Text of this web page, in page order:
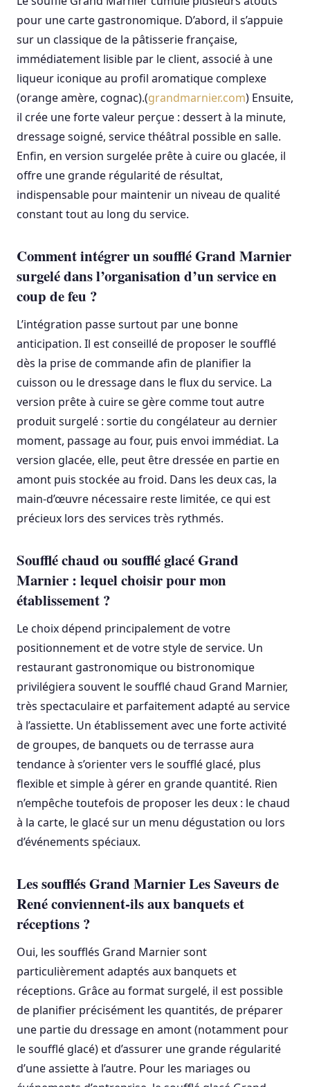
pour une carte gastronomique. D’abord, il s’appuie
sur un classique de la pâtisserie française,
immédiatement lisible par le client, associé à une
liqueur iconique au profil aromatique complexe
(orange amère, cognac).(grandmarnier.com) Ensuite,
il crée une forte valeur perçue : dessert à la minute,
dressage soigné, service théâtral possible en salle.
Enfin, en version surgelée prête à cuire ou glacée, il
offre une grande régularité de résultat,
indispensable pour maintenir un niveau de qualité
constant tout au long du service.
Comment intégrer un soufflé Grand Marnier
surgelé dans l’organisation d’un service en
coup de feu ?
L’intégration passe surtout par une bonne
anticipation. Il est conseillé de proposer le soufflé
dès la prise de commande afin de planifier la
cuisson ou le dressage dans le flux du service. La
version prête à cuire se gère comme tout autre
produit surgelé : sortie du congélateur au dernier
moment, passage au four, puis envoi immédiat. La
version glacée, elle, peut être dressée en partie en
amont puis stockée au froid. Dans les deux cas, la
main-d’œuvre nécessaire reste limitée, ce qui est
précieux lors des services très rythmés.
Soufflé chaud ou soufflé glacé Grand
Marnier : lequel choisir pour mon
établissement ?
Le choix dépend principalement de votre
positionnement et de votre style de service. Un
restaurant gastronomique ou bistronomique
privilégiera souvent le soufflé chaud Grand Marnier,
très spectaculaire et parfaitement adapté au service
à l’assiette. Un établissement avec une forte activité
de groupes, de banquets ou de terrasse aura
tendance à s’orienter vers le soufflé glacé, plus
flexible et simple à gérer en grande quantité. Rien
n’empêche toutefois de proposer les deux : le chaud
à la carte, le glacé sur un menu dégustation ou lors
d’événements spéciaux.
Les soufflés Grand Marnier Les Saveurs de
René conviennent-ils aux banquets et
réceptions ?
Oui, les soufflés Grand Marnier sont
particulièrement adaptés aux banquets et
réceptions. Grâce au format surgelé, il est possible
de planifier précisément les quantités, de préparer
une partie du dressage en amont (notamment pour
le soufflé glacé) et d’assurer une grande régularité
d’une assiette à l’autre. Pour les mariages ou